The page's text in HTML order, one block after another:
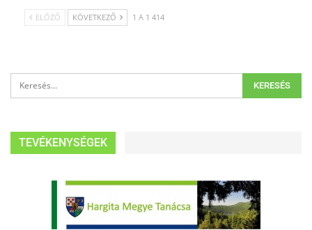
ELŐZŐ KÖVETKEZŐ 1 A 1 414
TEVÉKENYSÉGEK